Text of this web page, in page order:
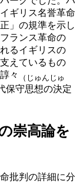
ギリス名誉革命
」の規準を示し
ランス革命の
るイギリスの
えているもの
々
（じゅんじゅ
保守思想の決定
崇高論を
批判の詳細に分